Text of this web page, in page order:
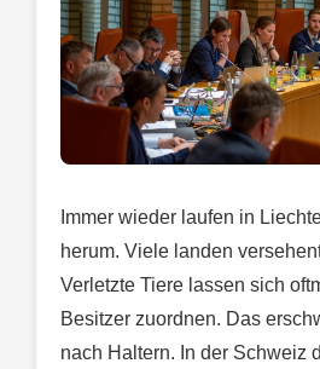
Immer wieder laufen in
herum. Viele landen
Verletzte Tiere lassen sich
Besitzer zuordnen. Das
nach Haltern. In der Schweiz